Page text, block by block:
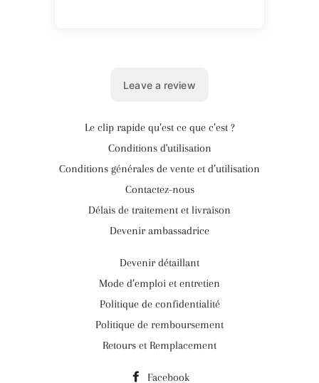
Le clip rapide qu’est ce que c’est ?
Conditions d'utilisation
Conditions générales de vente et d’utilisation
Contactez-nous
Délais de traitement et livraison
Devenir ambassadrice
Devenir détaillant
Mode d’emploi et entretien
Politique de confidentialité
Politique de remboursement
Retours et Remplacement
Facebook